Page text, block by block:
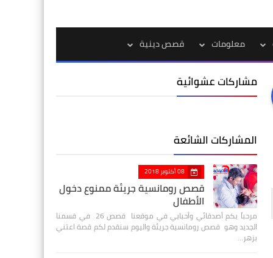
معلومات قصص دينية
مشاركات عشوائية
المشاركات الشائعة
08 أكتوبر 2018
قصص رومانسية جريئة ممنوع دخول
الأطفال
مرحباً بكم أصدقائي وأحبابي في موقعنا قصص 26 في قسمنا
الجديد وهو قصص رومانسية جريئة واليوم سنقدم لكم قصة اعتني
بزهر…